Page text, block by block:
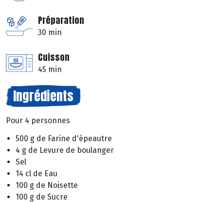
Préparation
30 min
Cuisson
45 min
Ingrédients
Pour 4 personnes
500 g de Farine d'épeautre
4 g de Levure de boulanger
Sel
14 cl de Eau
100 g de Noisette
100 g de Sucre